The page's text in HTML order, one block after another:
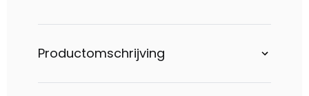
Productomschrijving